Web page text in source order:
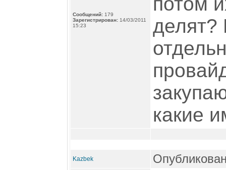
Сообщений: 179
Зарегистрирован: 14/03/2011
15:23
делят?
какие
Kazbek